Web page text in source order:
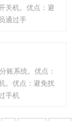
关机。优点：避
通过手
账系统。优点：
。优点：避免扰
手机